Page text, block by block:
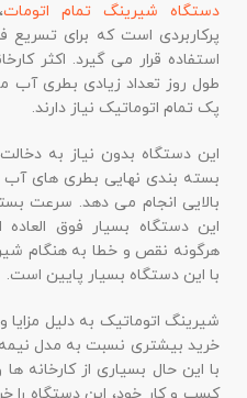
دستگاه شیرینگ تمام اتومات
پرکاربردی است که برای تسریع
استفاده قرار می گیرد. اکثر
طول روز تعداد زیادی بطری آب
پک تمام اتوماتیک نیاز دارند.
این دستگاه بدون نیاز به
بسته بندی نهایی بطری های آب
بالایی انجام می دهد. سرعت
این دستگاه بسیار فوق
هرگونه نقص و خطا به هنگام
با این دستگاه بسیار پایین است.
شیرینگ اتوماتیک به دلیل مزایا
خرید بیشتری نسبت به مدل نیمه
با این حال بسیاری از کارخانه